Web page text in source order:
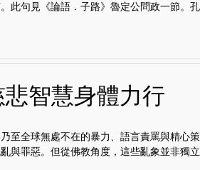
此句見《論語．子路》魯定公問政一節。孔
智慧身體力行
至全球無處不在的暴力、語言責罵與精心
與罪惡。但從佛教角度，這些亂象並非獨立